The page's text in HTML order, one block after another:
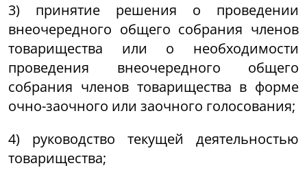
3) принятие решения о проведении
внеочередного общего собрания членов
товарищества или о необходимости
проведения внеочередного общего
собрания членов товарищества в форме
очно-заочного или заочного голосования;
4) руководство текущей деятельностью
товарищества;